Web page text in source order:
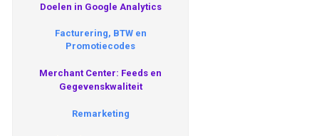
Doelen in Google Analytics
Facturering, BTW en
Promotiecodes
Merchant Center: Feeds en
Gegevenskwaliteit
Remarketing